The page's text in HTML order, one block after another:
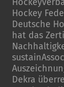
Hockey
Deutsche
hat das
Dekra